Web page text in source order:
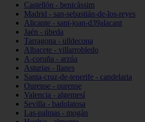
Castellón - benicàssim
Madrid - san-sebastián-de-los-reyes
Alicante - sant-joan-d39alacant
Jaén - úbeda
Tarragona - ulldecona
Albacete - villarrobledo
A-coruña - arzúa
Asturias - llanes
Santa-cruz-de-tenerife - candelaria
Ourense - ourense
Valencia - algemesí
Sevilla - badolatosa
Las-palmas - mogán